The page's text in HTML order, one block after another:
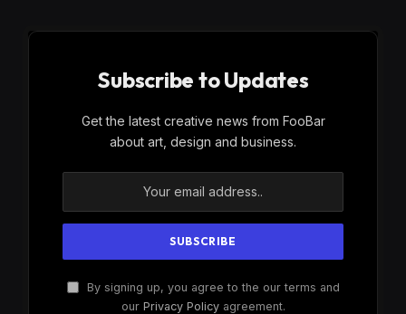
Subscribe to Updates
Get the latest creative news from FooBar
about art, design and business.
By signing up, you agree to the our terms and
our Privacy Policyagreement.